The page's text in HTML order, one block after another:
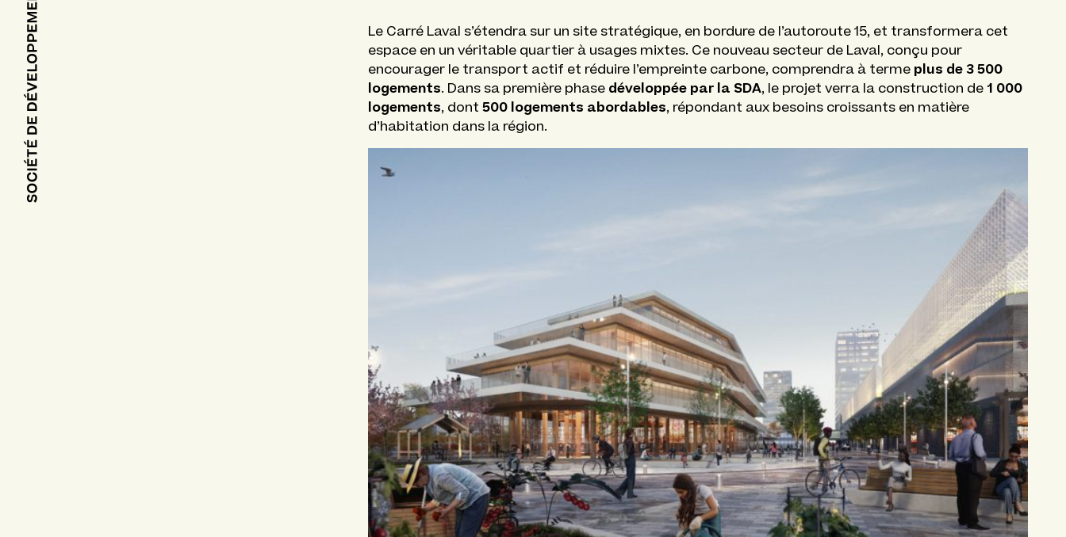
Le Carré Laval s’étendra sur un site stratégique, en bordure de l’autoroute 15, et transformera cet
espace en un véritable quartier à usages mixtes. Ce nouveau secteur de Laval, conçu pour
encourager le transport actif et réduire l’empreinte carbone, comprendra à terme plus de 3 500
logements. Dans sa première phase développée par la SDA, le projet verra la construction de 1 000
logements, dont 500 logements abordables, répondant aux besoins croissants en matière
d’habitation dans la région.